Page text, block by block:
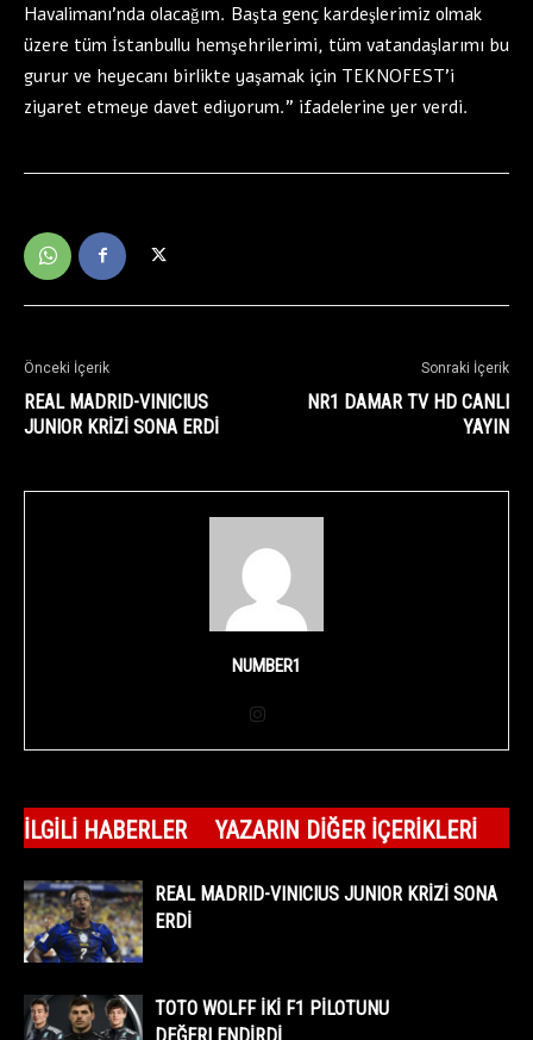
Havalimanı’nda olacağım. Başta genç kardeşlerimiz olmak
üzere tüm İstanbullu hemşehrilerimi, tüm vatandaşlarımı bu
gurur ve heyecanı birlikte yaşamak için TEKNOFEST’i
ziyaret etmeye davet ediyorum.” ifadelerine yer verdi.
Önceki İçerik
REAL MADRID-VINICIUS
JUNIOR KRİZİ SONA ERDİ
Sonraki İçerik
NR1 DAMAR TV HD CANLI
YAYIN
NUMBER1
İLGILI HABERLER YAZARIN DIĞER İÇERIKLERI
REAL MADRID-VINICIUS JUNIOR KRİZİ SONA
ERDİ
TOTO WOLFF İKİ F1 PİLOTUNU